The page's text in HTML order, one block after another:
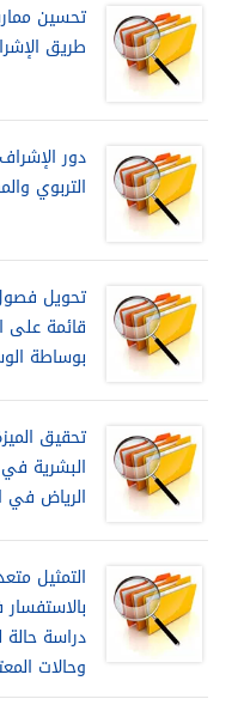
تحسين
طريق
دور
التربوي
تحويل
قائمة على
بوساطة
تحقيق
البشرية
الرياض في
التمثيل
دراسة حالة
وحالات